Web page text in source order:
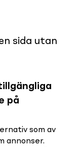
sida utan
på
som av
annonser.